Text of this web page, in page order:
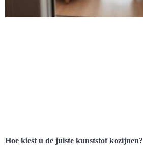
Hoe kiest u de juiste kunststof kozijnen?